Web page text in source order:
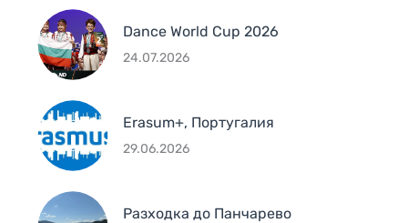
Dance World Cup 2026
24.07.2026
Erasum+, Португалия
29.06.2026
Разходка до Панчарево